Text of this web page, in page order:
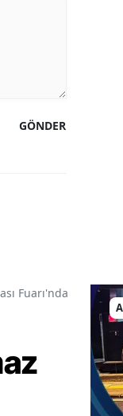
GÖNDER
Fuarı'nda